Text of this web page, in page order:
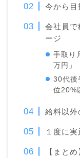
今から目
会社員で
ージ
手取り
万円」
30代後
位20%
給料以外
１度に
【まと